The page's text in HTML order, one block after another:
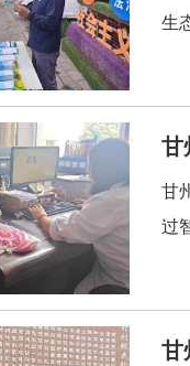
生
甘
甘
过
甘